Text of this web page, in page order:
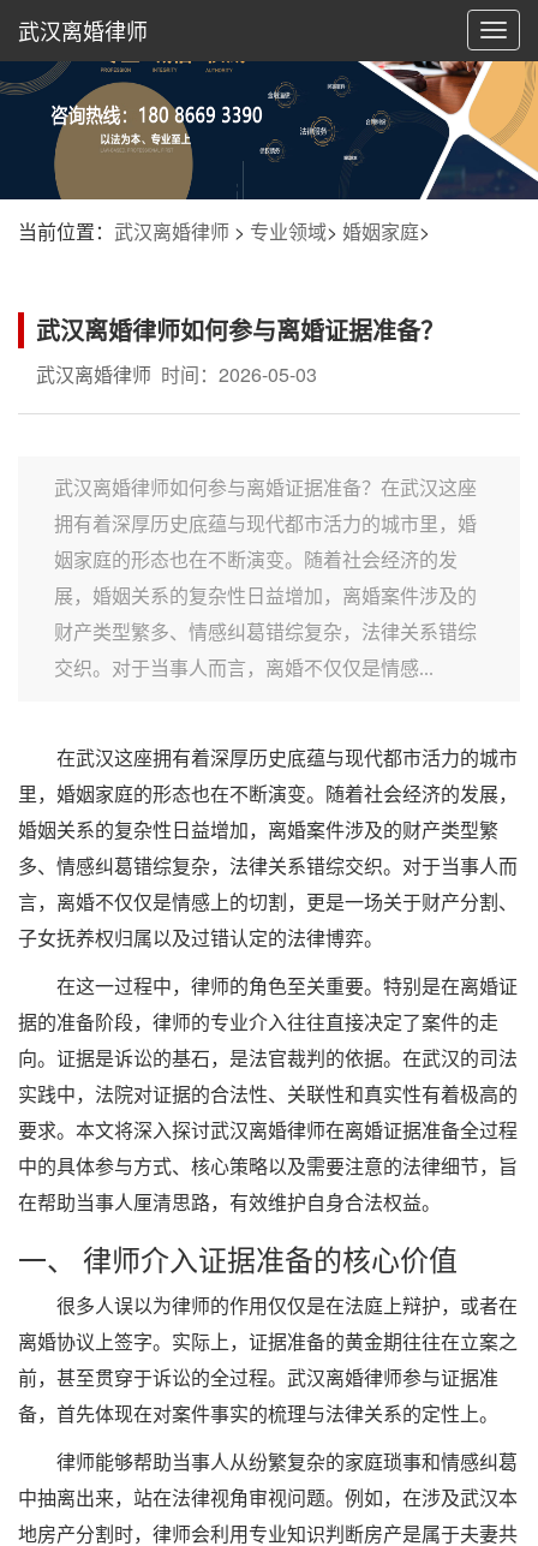
切
换
航
武汉离婚律师
当前位置： 武汉离婚律师 > 专业领域> 婚姻家庭>
武汉离婚律师如何参与离婚证据准备？
武汉离婚律师 时间：2026-05-03
武汉离婚律师如何参与离婚证据准备？在武汉这座
拥有着深厚历史底蕴与现代都市活力的城市里，婚
姻家庭的形态也在不断演变。随着社会经济的发
展，婚姻关系的复杂性日益增加，离婚案件涉及的
财产类型繁多、情感纠葛错综复杂，法律关系错综
交织。对于当事人而言，离婚不仅仅是情感...
在武汉这座拥有着深厚历史底蕴与现代都市活力的城市
里，婚姻家庭的形态也在不断演变。随着社会经济的发展，
婚姻关系的复杂性日益增加，离婚案件涉及的财产类型繁
多、情感纠葛错综复杂，法律关系错综交织。对于当事人而
言，离婚不仅仅是情感上的切割，更是一场关于财产分割、
子女抚养权归属以及过错认定的法律博弈。
在这一过程中，律师的角色至关重要。特别是在离婚证
据的准备阶段，律师的专业介入往往直接决定了案件的走
向。证据是诉讼的基石，是法官裁判的依据。在武汉的司法
实践中，法院对证据的合法性、关联性和真实性有着极高的
要求。本文将深入探讨武汉离婚律师在离婚证据准备全过程
中的具体参与方式、核心策略以及需要注意的法律细节，旨
在帮助当事人厘清思路，有效维护自身合法权益。
一、 律师介入证据准备的核心价值
很多人误以为律师的作用仅仅是在法庭上辩护，或者在
离婚协议上签字。实际上，证据准备的黄金期往往在立案之
前，甚至贯穿于诉讼的全过程。武汉离婚律师参与证据准
备，首先体现在对案件事实的梳理与法律关系的定性上。
律师能够帮助当事人从纷繁复杂的家庭琐事和情感纠葛
中抽离出来，站在法律视角审视问题。例如，在涉及武汉本
地房产分割时，律师会利用专业知识判断房产是属于夫妻共